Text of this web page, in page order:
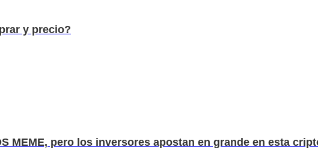
y precio?
MEME, pero los inversores apostan en grande en esta